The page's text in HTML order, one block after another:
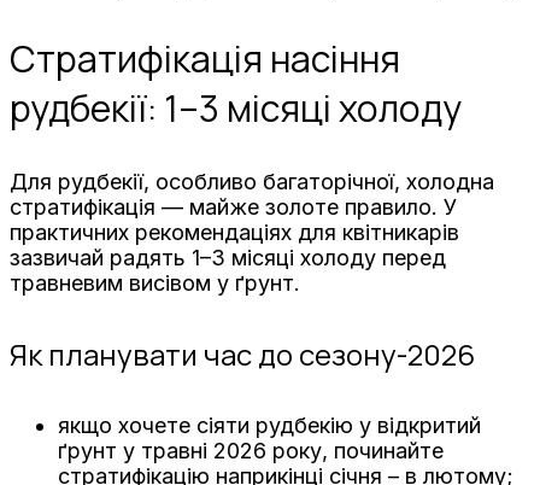
Стратифікація насіння
рудбекії: 1–3 місяці холоду
Для рудбекії, особливо багаторічної, холодна
стратифікація — майже золоте правило. У
практичних рекомендаціях для квітникарів
зазвичай радять 1–3 місяці холоду перед
травневим висівом у ґрунт.
Як планувати час до сезону-2026
якщо хочете сіяти рудбекію у відкритий
ґрунт у травні 2026 року, починайте
стратифікацію наприкінці січня – в лютому;